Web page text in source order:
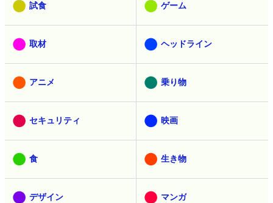
試食 ゲーム
取材 ヘッドライン
アニメ 乗り物
セキュリティ 映画
食 生き物
デザイン マンガ